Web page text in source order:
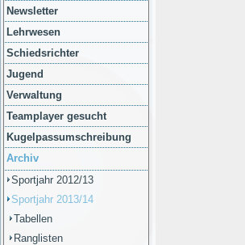
Newsletter
Lehrwesen
Schiedsrichter
Jugend
Verwaltung
Teamplayer gesucht
Kugelpassumschreibung
Archiv
Sportjahr 2012/13
Sportjahr 2013/14
Tabellen
Ranglisten